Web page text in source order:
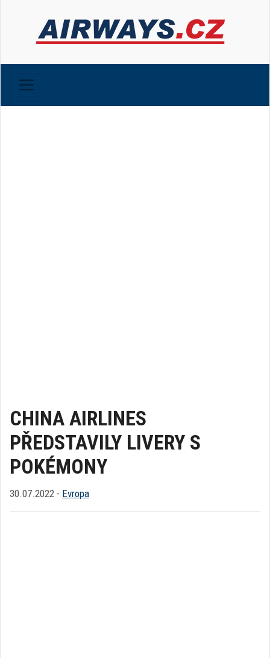
CHINA AIRLINES
PŘEDSTAVILY LIVERY S
POKÉMONY
30.07.2022 - Evropa